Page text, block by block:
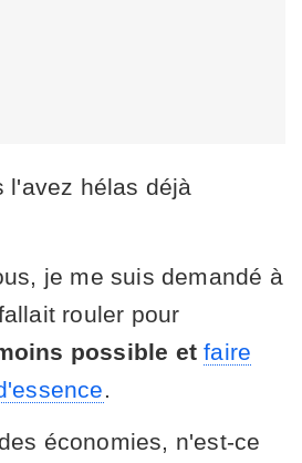
l'avez hélas déjà
je me suis demandé à
rouler pour
possible etfaire
économies, n'est-ce